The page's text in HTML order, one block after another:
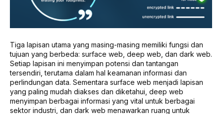
Tiga lapisan utama yang masing-masing memiliki fungsi dan
tujuan yang berbeda: surface web, deep web, dan dark web.
Setiap lapisan ini menyimpan potensi dan tantangan
tersendiri, terutama dalam hal keamanan informasi dan
perlindungan data. Sementara surface web menjadi lapisan
yang paling mudah diakses dan diketahui, deep web
menyimpan berbagai informasi yang vital untuk berbagai
sektor industri, dan dark web menawarkan ruang untuk